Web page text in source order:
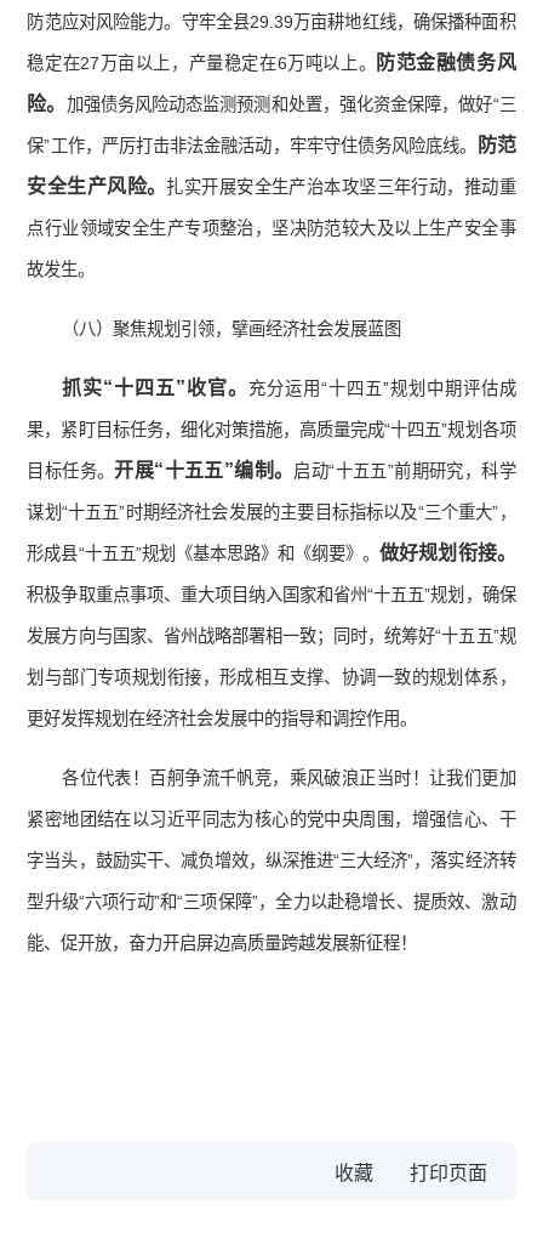
防范应对风险能力。守牢全县29.39万亩耕地红线，确保播种面积
稳定在27万亩以上，产量稳定在6万吨以上。
防范金融债务风
险。 加强债务风险动态监测预测和处置，强化资金保障，做好“三
保”工作，严厉打击非法金融活动，牢牢守住债务风险底线。
防范
安全生产风险。 扎实开展安全生产治本攻坚三年行动，推动重
点行业领域安全生产专项整治，坚决防范较大及以上生产安全事
故发生。
（八）聚焦规划引领，擘画经济社会发展蓝图
抓实“十四五”收官。 充分运用“十四五”规划中期评估成
果，紧盯目标任务，细化对策措施，高质量完成“十四五”规划各项
目标任务。开展“十五五”编制。 启动“十五五”前期研究，科学
谋划“十五五”时期经济社会发展的主要目标指标以及“三个重大”，
形成县“十五五”规划《基本思路》和《纲要》。做好规划衔接。
积极争取重点事项、重大项目纳入国家和省州“十五五”规划，确保
发展方向与国家、省州战略部署相一致；同时，统筹好“十五五”规
划与部门专项规划衔接，形成相互支撑、协调一致的规划体系，
更好发挥规划在经济社会发展中的指导和调控作用。
各位代表！百舸争流千帆竞，乘风破浪正当时！让我们更加
紧密地团结在以习近平同志为核心的党中央周围，增强信心、干
字当头，鼓励实干、减负增效，纵深推进“三大经济”，落实经济转
型升级“六项行动”和“三项保障”，全力以赴稳增长、提质效、激动
能、促开放，奋力开启屏边高质量跨越发展新征程！
收藏